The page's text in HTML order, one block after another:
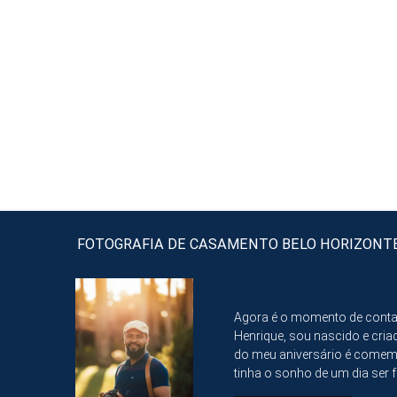
FOTOGRAFIA DE CASAMENTO BELO
Agora é o momento de
Henrique, sou nascido e
do meu aniversário é
tinha o sonho de um dia ser